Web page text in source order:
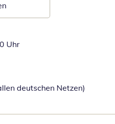
Uhr
deutschen Netzen)